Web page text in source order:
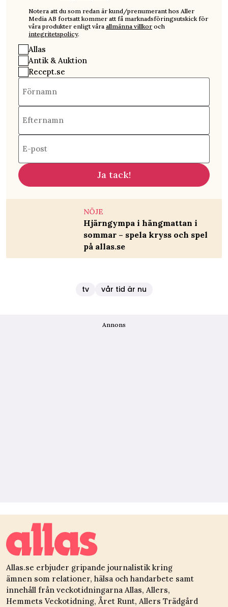
Notera att du som redan är kund/prenumerant hos Aller
Media AB fortsatt kommer att få marknadsföringsutskick för
våra produkter enligt våra allmänna villkor och
integritetspolicy.
Allas
Antik & Auktion
Recept.se
Förnamn
Efternamn
E-post
Ja tack!
NÖJE
Hjärngympa i hängmattan i
sommar – spela kryss och spel
på allas.se
tv vår tid är nu
Annons
Allas.se erbjuder gripande journalistik kring
ämnen som relationer, hälsa och handarbete samt
innehåll från veckotidningarna Allas, Allers,
Hemmets Veckotidning, Året Runt, Allers Trädgård